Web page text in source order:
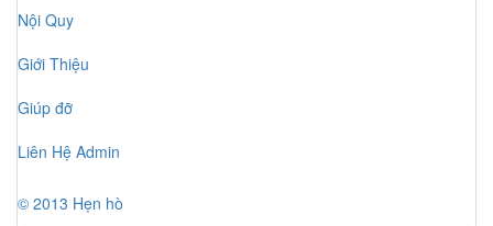
Nội Quy
Giới Thiệu
Giúp đỡ
Liên Hệ Admin
© 2013 Hẹn hò